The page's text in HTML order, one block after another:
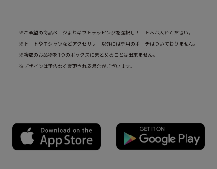
※ご希望の商品ページよりギフトラッピングを選択しカートへお入れください。
※トートやＴシャツなどアクセサリー以外には専用のポーチはついておりません。
※複数のお品物を1つのボックスにまとめることは出来ません。
※デザインは予告なく変更される場合がございます。